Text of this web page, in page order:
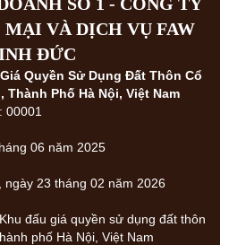
VÀ DỊCH VỤ FAW
ĐỨC
Quyền Sử Dụng Đất Thôn Cổ
Thành Phố Hà Nội, Việt Nam
00001
06 năm 2025
23 tháng 02 năm 2026
đấu giá quyền sử dụng đất thôn
phố Hà Nội, Việt Nam